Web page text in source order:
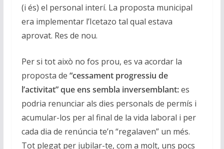
(i és) el personal interí. La proposta municipal
era implementar l’Icetazo tal qual estava
aprovat. Res de nou.
Per si tot això no fos prou, es va acordar la
proposta de “cessament progressiu de
l’activitat” que ens sembla inversemblant:es
podria renunciar als dies personals de permís i
acumular-los per al final de la vida laboral i per
cada dia de renúncia te’n “regalaven” un més.
Tot plegat per jubilar-te, com a molt, uns pocs